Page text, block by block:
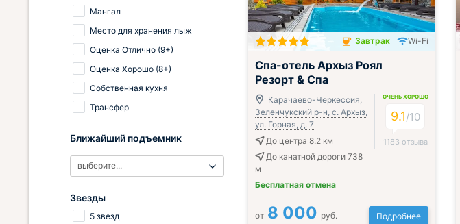
Завтрак включён
Завтрак Wi-Fi
Спа-отель Архыз Роял
Резорт & Спа
Карачаево-Черкессия,
Зеленчукский р-н, с. Архыз,
ул. Горная, д. 7
До центра 8.2 км
До канатной дороги 738
м
Бесплатная отмена
ОЧЕНЬ ХОРОШО
9.1/10
1183 отзыва
от 8 000 руб. Подробнее
Мангал
Место для хранения лыж
Оценка Отлично (9+)
Оценка Хорошо (8+)
Собственная кухня
Трансфер
Ближайший подъемник
выберите...
Звезды
5 звезд